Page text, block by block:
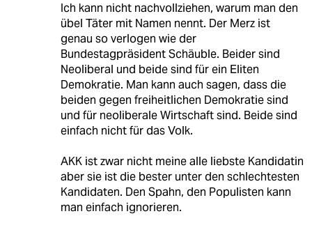
Ich kann nicht nachvollziehen, warum man den
übel Täter mit Namen nennt. Der Merz ist
genau so verlogen wie der
Bundestagpräsident Schäuble. Beider sind
Neoliberal und beide sind für ein Eliten
Demokratie. Man kann auch sagen, dass die
beiden gegen freiheitlichen Demokratie sind
und für neoliberale Wirtschaft sind. Beide sind
einfach nicht für das Volk.
AKK ist zwar nicht meine alle liebste Kandidatin
aber sie ist die bester unter den schlechtesten
Kandidaten. Den Spahn, den Populisten kann
man einfach ignorieren.